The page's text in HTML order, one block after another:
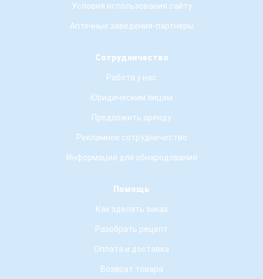
Условия использования сайту
Аптечные заведения-партнеры
Сотрудничество
Работа у нас
Юридическим лицам
Предложить аренду
Рекламное сотруднечество
Информация для обнародования
Помощь
Как зделать заказ
Разобрать рецепт
Оплата и доставка
Возврат товара